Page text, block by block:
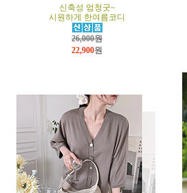
신축성 엄청굿~
시원하게 한여름코디
26,000원
22,900원